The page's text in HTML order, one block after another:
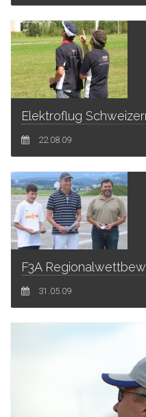
Elektroflug
22.08.09
F3A
31.05.09